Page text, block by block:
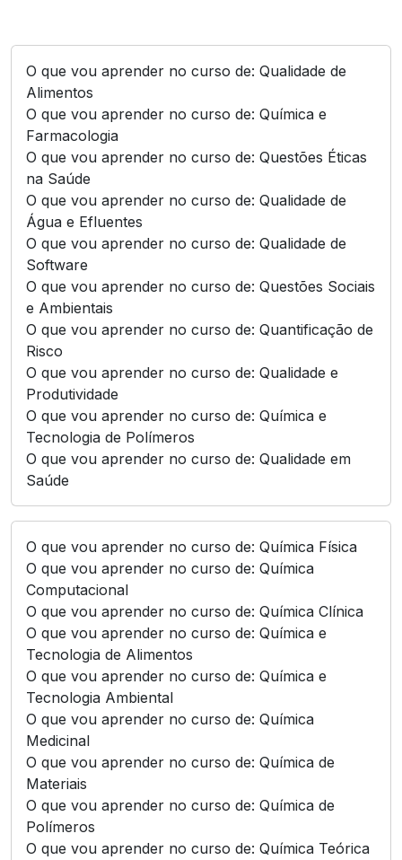
O que vou aprender no curso de: Qualidade de
Alimentos
O que vou aprender no curso de: Química e
Farmacologia
O que vou aprender no curso de: Questões Éticas
na Saúde
O que vou aprender no curso de: Qualidade de
Água e Efluentes
O que vou aprender no curso de: Qualidade de
Software
O que vou aprender no curso de: Questões Sociais
e Ambientais
O que vou aprender no curso de: Quantificação de
Risco
O que vou aprender no curso de: Qualidade e
Produtividade
O que vou aprender no curso de: Química e
Tecnologia de Polímeros
O que vou aprender no curso de: Qualidade em
Saúde
O que vou aprender no curso de: Química Física
O que vou aprender no curso de: Química
Computacional
O que vou aprender no curso de: Química Clínica
O que vou aprender no curso de: Química e
Tecnologia de Alimentos
O que vou aprender no curso de: Química e
Tecnologia Ambiental
O que vou aprender no curso de: Química
Medicinal
O que vou aprender no curso de: Química de
Materiais
O que vou aprender no curso de: Química de
Polímeros
O que vou aprender no curso de: Química Teórica